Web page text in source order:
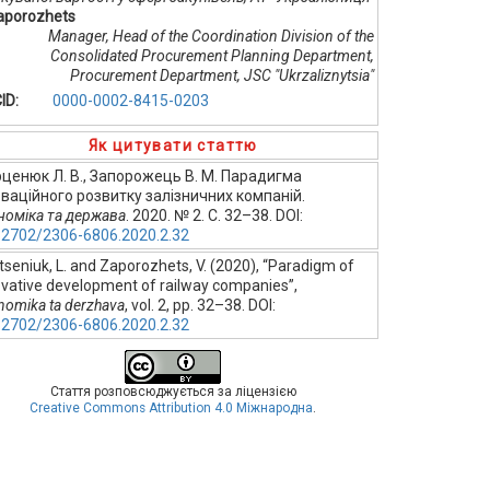
Manager, Head of the Coordination Division of the
Consolidated Procurement Planning Department,
Procurement Department, JSC "Ukrzaliznytsia"
0000-0002-8415-0203
Як цитувати статтю
Л. В., Запорожець В. М. Парадигма
розвитку залізничних компаній.
та держава. 2020. № 2. С. 32–38. DOI:
2306-6806.2020.2.32
L. and Zaporozhets, V. (2020), “Paradigm of
development of railway companies”,
ta derzhava, vol. 2, pp. 32–38. DOI:
2306-6806.2020.2.32
Стаття розповсюджується за ліцензією
Creative Commons Attribution 4.0 Міжнародна.